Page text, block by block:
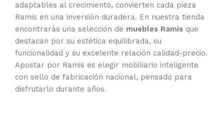
adaptables al crecimiento, convierten cada pieza
Ramis en una inversión duradera. En nuestra tienda
encontrarás una selección de muebles Ramis que
destacan por su estética equilibrada, su
funcionalidad y su excelente relación calidad-precio.
Apostar por Ramis es elegir mobiliario inteligente
con sello de fabricación nacional, pensado para
disfrutarlo durante años.